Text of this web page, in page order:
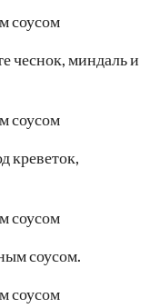
чеснок, миндаль и
креветок,
соусом.